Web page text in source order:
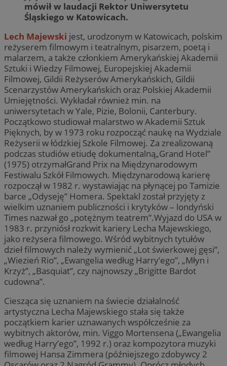
mówił w laudacji Rektor Uniwersytetu
Śląskiego w Katowicach.
Lech Majewski jest, urodzonym w Katowicach, polskim
reżyserem filmowym i teatralnym, pisarzem, poetą i
malarzem, a także członkiem Amerykańskiej Akademii
Sztuki i Wiedzy Filmowej, Europejskiej Akademii
Filmowej, Gildii Reżyserów Amerykańskich, Gildii
Scenarzystów Amerykańskich oraz Polskiej Akademii
Umiejętności. Wykładał również min. na
uniwersytetach w Yale, Pizie, Bolonii, Canterbury.
Początkowo studiował malarstwo w Akademii Sztuk
Pięknych, by w 1973 roku rozpocząć naukę na Wydziale
Reżyserii w łódzkiej Szkole Filmowej. Za zrealizowaną
podczas studiów etiudę dokumentalną„Grand Hotel”
(1975) otrzymałGrand Prix na Międzynarodowym
Festiwalu Szkół Filmowych. Międzynarodową karierę
rozpoczął w 1982 r. wystawiając na płynącej po Tamizie
barce „Odyseję” Homera. Spektakl został przyjęty z
wielkim uznaniem publiczności i krytyków – londyński
Times nazwał go „potężnym teatrem”.Wyjazd do USA w
1983 r. przyniósł rozkwit kariery Lecha Majewskiego,
jako reżysera filmowego. Wśród wybitnych tytułów
dzieł filmowych należy wymienić „Lot świerkowej gęsi”,
„Wiezień Rio”, „Ewangelia według Harry’ego”, „Młyn i
Krzyż”, „Basquiat”, czy najnowszy „Brigitte Bardot
cudowna”.
Ciesząca się uznaniem na świecie działalność
artystyczna Lecha Majewskiego stała się także
początkiem karier uznawanych współcześnie za
wybitnych aktorów, min. Viggo Mortensena („Ewangelia
według Harry’ego”, 1992 r.) oraz kompozytora muzyki
filmowej Hansa Zimmera (późniejszego zdobywcy 2